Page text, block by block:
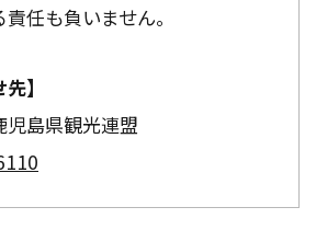
任も負いません。
】
児島県観光連盟